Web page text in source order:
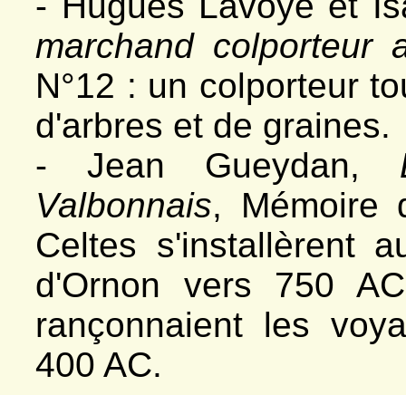
marchand colporteur
N°12 : un colporteur
d'arbres et de graines.
- Jean Gueydan,
Valbonnais, Mémoire
Celtes s'installèrent
d'Ornon vers 750
rançonnaient les
400 AC.